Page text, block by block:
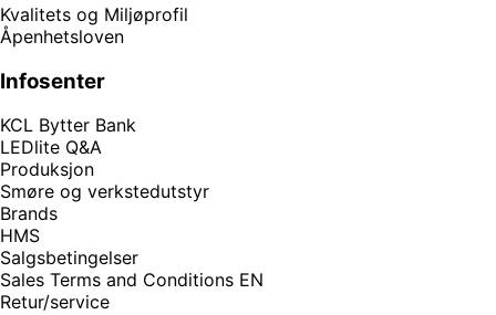
Kvalitets og Miljøprofil
Åpenhetsloven
Infosenter
KCL Bytter Bank
LEDlite Q&A
Produksjon
Smøre og verkstedutstyr
Brands
HMS
Salgsbetingelser
Sales Terms and Conditions EN
Retur/service